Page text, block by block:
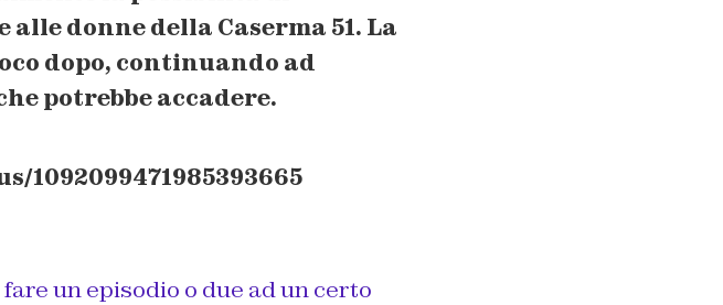
donne della Caserma 51. La
dopo, continuando ad
potrebbe accadere.
un episodio o due ad un certo